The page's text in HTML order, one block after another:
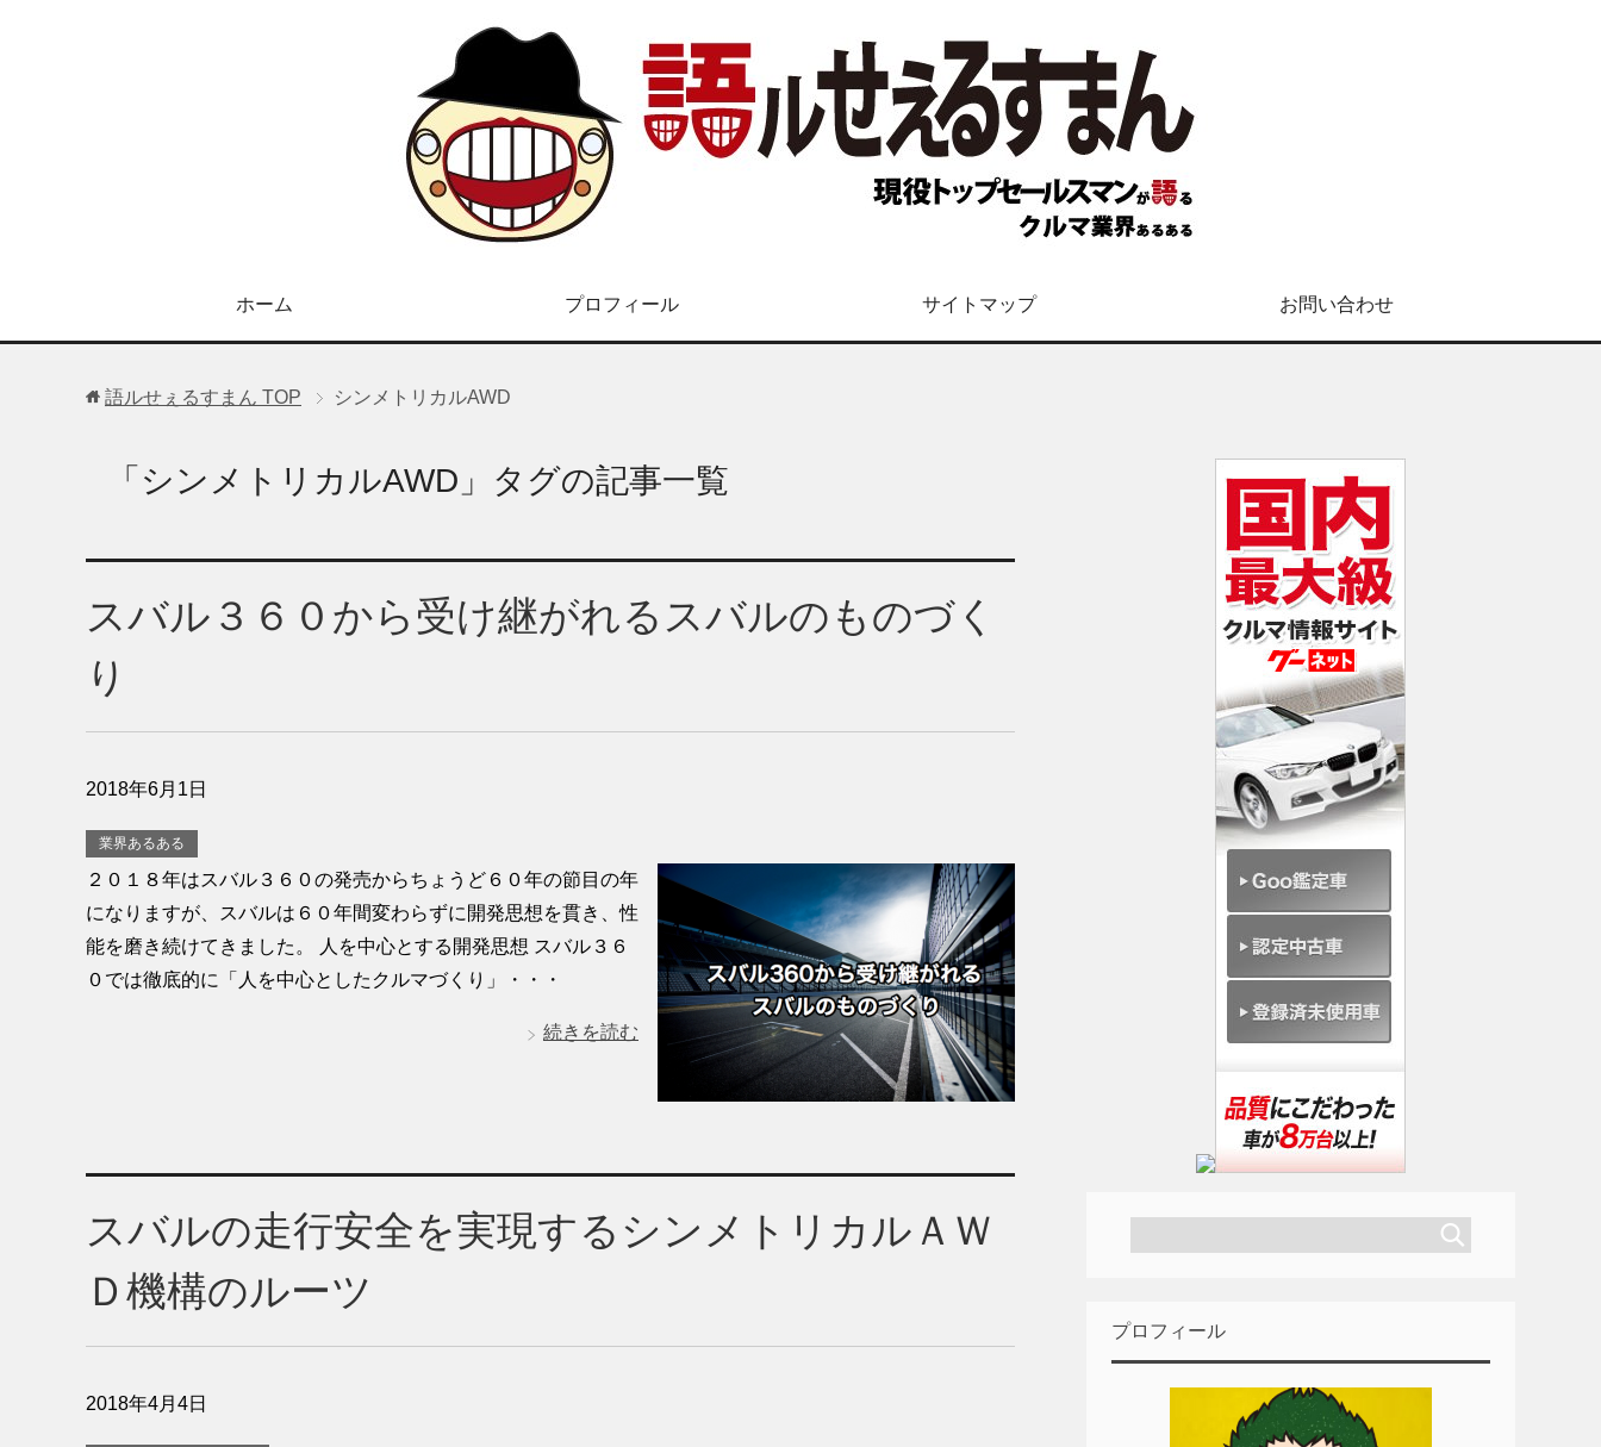
ホーム プロフィール サイトマップ お問い合わせ
語ルせぇるすまん TOP シンメトリカルAWD
「シンメトリカルAWD」タグの記事一覧
スバル３６０から受け継がれるスバルのものづく
り
2018年6月1日
業界あるある
２０１８年はスバル３６０の発売からちょうど６０年の節目の年
になりますが、スバルは６０年間変わらずに開発思想を貫き、性
能を磨き続けてきました。 人を中心とする開発思想 スバル３６
０では徹底的に「人を中心としたクルマづくり」・・・
続きを読む
スバルの走行安全を実現するシンメトリカルＡＷ
Ｄ機構のルーツ
2018年4月4日
プロフィール